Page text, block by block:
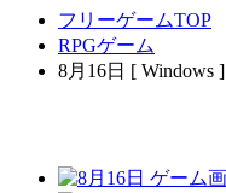
フリーゲームTOP
RPGゲーム
8月16日 [ Windows ]